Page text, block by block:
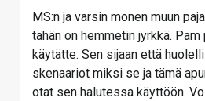
MS:n ja varsin monen muun
tähän on hemmetin jyrkkä.
käytätte. Sen sijaan että
skenaariot miksi se ja tämä
otat sen halutessa käyttöön.